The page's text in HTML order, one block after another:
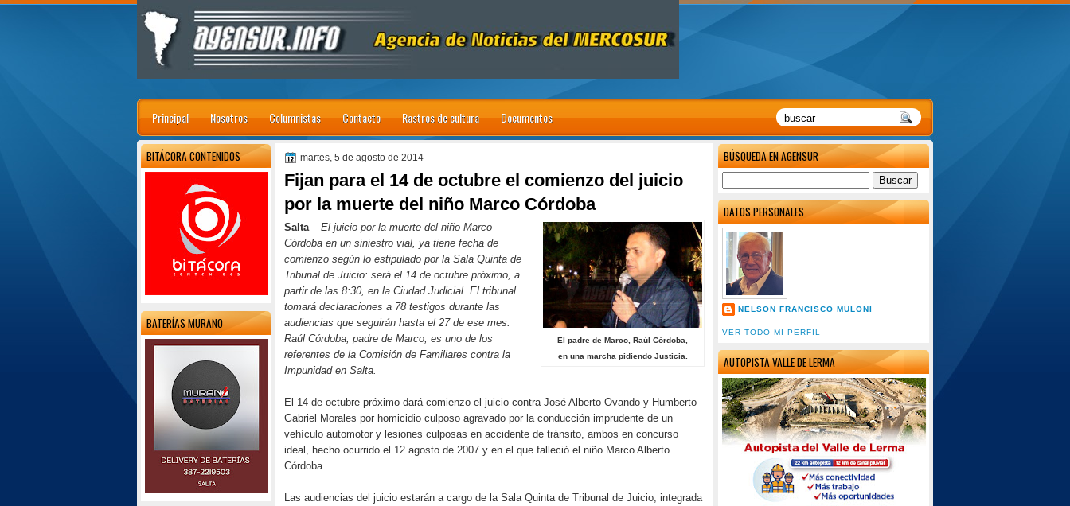
Principal Nosotros Columnistas Contacto Rastros de cultura Documentos
BÚSQUEDA EN AGENSUR
DATOS PERSONALES
NELSON FRANCISCO MULONI
VER TODO MI PERFIL
AUTOPISTA VALLE DE LERMA
martes, 5 de agosto de 2014
Fijan para el 14 de octubre el comienzo del juicio
por la muerte del niño Marco Córdoba
El padre de Marco, Raúl Córdoba,
en una marcha pidiendo Justicia.
Salta – El juicio por la muerte del niño Marco
Córdoba en un siniestro vial, ya tiene fecha de
comienzo según lo estipulado por la Sala Quinta de
Tribunal de Juicio: será el 14 de octubre próximo, a
partir de las 8:30, en la Ciudad Judicial. El tribunal
tomará declaraciones a 78 testigos durante las
audiencias que seguirán hasta el 27 de ese mes.
Raúl Córdoba, padre de Marco, es uno de los
referentes de la Comisión de Familiares contra la
Impunidad en Salta.
El 14 de octubre próximo dará comienzo el juicio contra José Alberto Ovando y Humberto
Gabriel Morales por homicidio culposo agravado por la conducción imprudente de un
vehículo automotor y lesiones culposas en accidente de tránsito, ambos en concurso
ideal, hecho ocurrido el 12 agosto de 2007 y en el que falleció el niño Marco Alberto
Córdoba.
Las audiencias del juicio estarán a cargo de la Sala Quinta de Tribunal de Juicio, integrada
BITÁCORA CONTENIDOS
BATERÍAS MURANO